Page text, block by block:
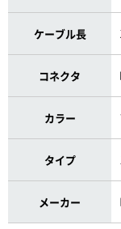
ケーブル長
コネクタ
カラー
タイプ
メーカー